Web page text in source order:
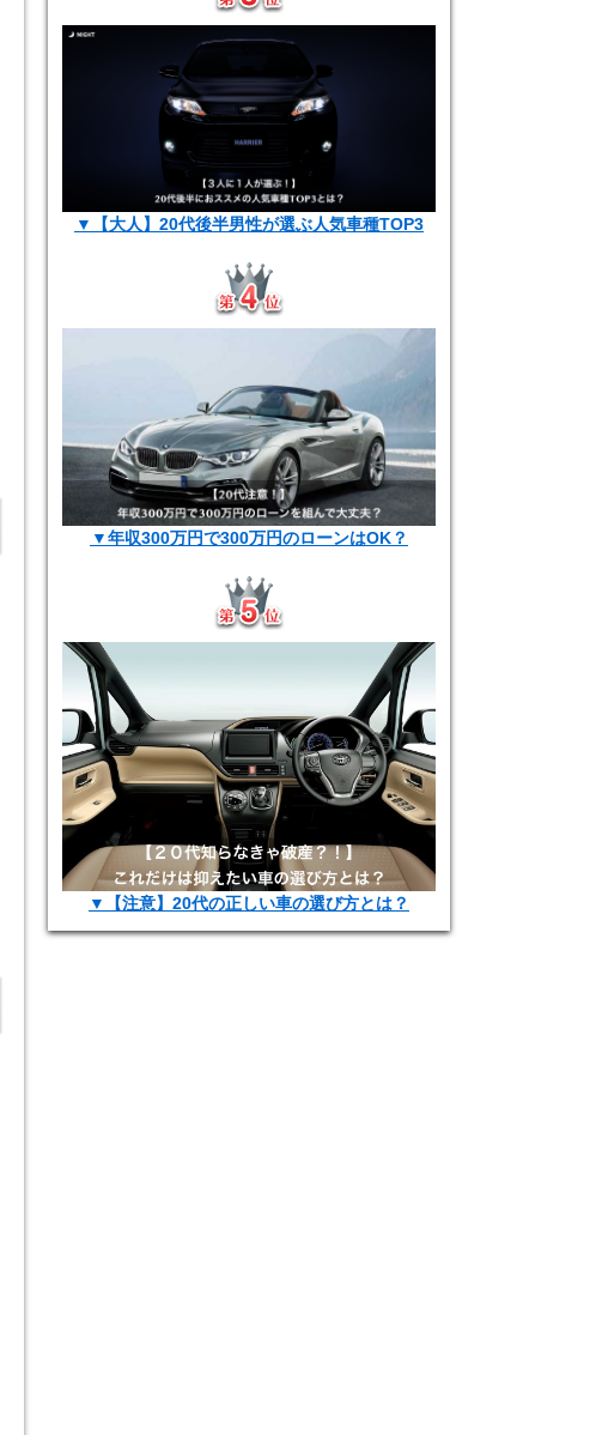
▼【大人】20代後半男性が選ぶ人気車種TOP3
▼年収300万円で300万円のローンはOK？
▼【注意】20代の正しい車の選び方とは？